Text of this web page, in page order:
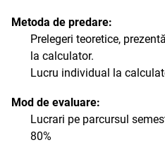
Metoda de predare:
Prelegeri teoretice,
la calculator.
Lucru individual la
Mod de evaluare:
Lucrari pe parcursul
80%